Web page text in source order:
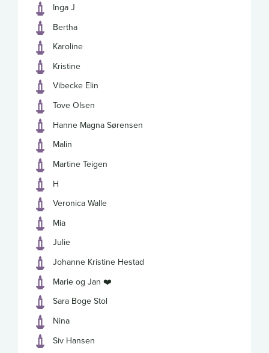
Inga J
Bertha
Karoline
Kristine
Vibecke Elin
Tove Olsen
Hanne Magna Sørensen
Malin
Martine Teigen
H
Veronica Walle
Mia
Julie
Johanne Kristine Hestad
Marie og Jan ❤️
Sara Boge Stol
Nina
Siv Hansen